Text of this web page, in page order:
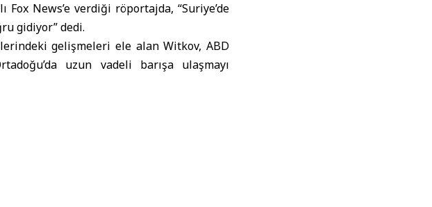
News’e verdiği röportajda, “Suriye’de
gidiyor” dedi.
gelişmeleri ele alan Witkov, ABD
uzun vadeli barışa ulaşmayı